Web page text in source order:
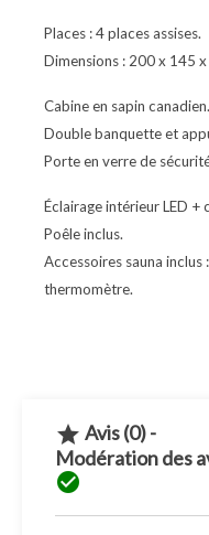
Places : 4 places assises.
Dimensions : 200 x 145
Cabine en sapin canadien.
Double banquette et
Porte en verre de
Éclairage intérieur LED +
Poêle inclus.
Accessoires sauna inclus
thermomètre.
 Avis (0) -
Modération des
